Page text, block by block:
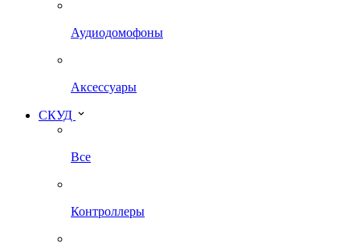
Аудиодомофоны
Аксессуары
СКУД
Все
Контроллеры